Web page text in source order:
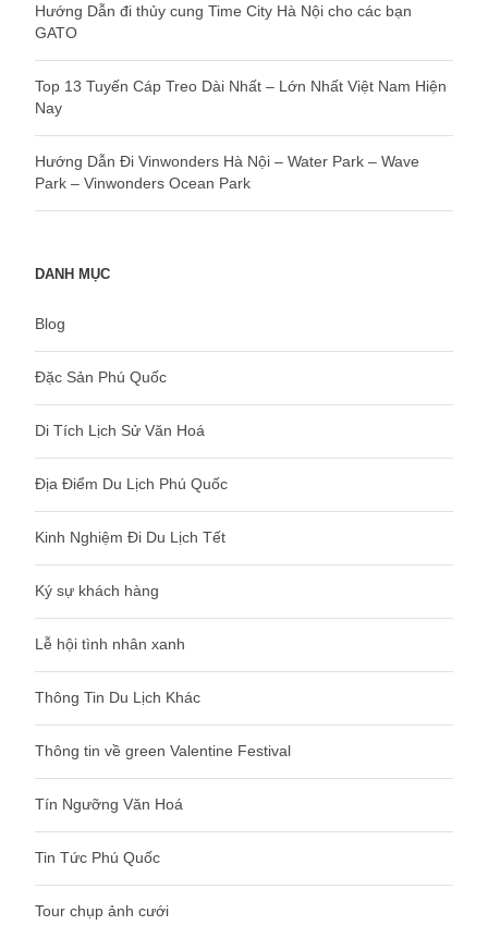
Hướng Dẫn đi thủy cung Time City Hà Nội cho các bạn
GATO
Top 13 Tuyến Cáp Treo Dài Nhất – Lớn Nhất Việt Nam Hiện
Nay
Hướng Dẫn Đi Vinwonders Hà Nội – Water Park – Wave
Park – Vinwonders Ocean Park
DANH MỤC
Blog
Đặc Sản Phú Quốc
Di Tích Lịch Sử Văn Hoá
Địa Điểm Du Lịch Phú Quốc
Kinh Nghiệm Đi Du Lịch Tết
Ký sự khách hàng
Lễ hội tình nhân xanh
Thông Tin Du Lịch Khác
Thông tin về green Valentine Festival
Tín Ngưỡng Văn Hoá
Tin Tức Phú Quốc
Tour chụp ảnh cưới